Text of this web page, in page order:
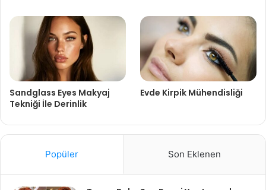
Sandglass Eyes Makyaj
Tekniği İle Derinlik
Evde Kirpik Mühendisliği
Popüler Son Eklenen